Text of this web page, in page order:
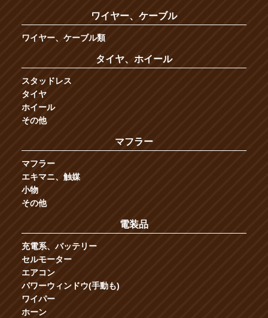
ワイヤー、ケーブル
ワイヤー、ケーブル類
タイヤ、ホイール
スタッドレス
タイヤ
ホイール
その他
マフラー
マフラー
エキマニ、触媒
小物
その他
電装品
充電系、バッテリー
セルモーター
エアコン
パワーウィンドウ(手動も)
ワイパー
ホーン